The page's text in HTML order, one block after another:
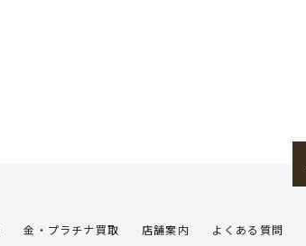
金・プラチナ買取 店舗案内 よくある質問